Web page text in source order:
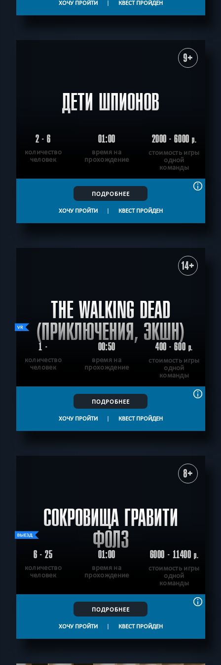
ХОЧУ ПРОЙТИ | КВЕСТ ПРОЙДЕН
9+
ДЕТИ ШПИОНОВ
2 - 6
количество
человек
01:00
время на
прохождение
2000 - 6000р.
стоимость игры
одной
команды
ПОДРОБНЕЕ
ХОЧУ ПРОЙТИ | КВЕСТ ПРОЙДЕН
14+
THE WALKING DEAD
(ПРИКЛЮЧЕНИЯ, ЭКШН)
1 -
количество
человек
00:50
время на
прохождение
400 - 600 р.
стоимость игры
одной
команды
ПОДРОБНЕЕ
ХОЧУ ПРОЙТИ | КВЕСТ ПРОЙДЕН
8+
СОКРОВИЩА ГРАВИТИ
ФОЛЗ
6 - 25
количество
человек
01:00
время на
прохождение
6000 - 11400р.
стоимость игры
одной
команды
ПОДРОБНЕЕ
ХОЧУ ПРОЙТИ | КВЕСТ ПРОЙДЕН